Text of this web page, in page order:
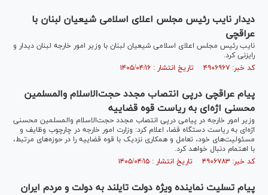
دیدار نایب رئیس مجلس اعلای اسلامی شیعیان لبنان با
عراقچی
نایب رئیس مجلس اعلای اسلامی شیعیان لبنان با وزیر امور خارجه لبنان دیدار و
رایزنی کرد.
کد خبر: ۴۹۰۶۹۶۷ تاریخ انتشار : ۱۴۰۵/۰۴/۱۶
پیام عراقچی درپی انتصاب مجدد حجت‌الاسلام والمسلمین
محسنی اژه‌ای به ریاست قوه قضاییه
وزیر امور خارجه در پیامی درپی انتصاب مجدد حجت‌الاسلام والمسلمین محسنی
اژه‌ای به ریاست دستگاه قضا، اعلام کرد: وزارت امور خارجه در چارچوب وظایف و
مسئولیت‌های خود، تعامل و همکاری نزدیک با قوه قضاییه را در حوزه‌های مرتبط،
با اهتمام دنبال خواهد کرد.
کد خبر: ۴۹۰۶۷۸۳ تاریخ انتشار : ۱۴۰۵/۰۴/۱۵
پیام تسلیت نماینده ویژه دولت تایلند به دولت و مردم ایران